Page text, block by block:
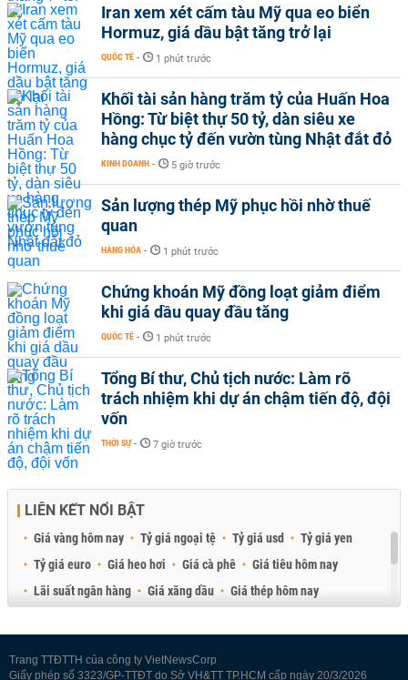
Iran xem xét cấm tàu Mỹ qua eo biển
Hormuz, giá dầu bật tăng trở lại
QUỐC TẾ - 1 phút trước
Khối tài sản hàng trăm tỷ của Huấn Hoa
Hồng: Từ biệt thự 50 tỷ, dàn siêu xe
hàng chục tỷ đến vườn tùng Nhật đắt đỏ
KINH DOANH - 5 giờ trước
Sản lượng thép Mỹ phục hồi nhờ thuế
quan
HÀNG HÓA - 1 phút trước
Chứng khoán Mỹ đồng loạt giảm điểm
khi giá dầu quay đầu tăng
QUỐC TẾ - 1 phút trước
Tổng Bí thư, Chủ tịch nước: Làm rõ
trách nhiệm khi dự án chậm tiến độ, đội
vốn
THỜI SỰ - 7 giờ trước
LIÊN KẾT NỔI BẬT
Giá vàng hôm nay Tỷ giá ngoại tệ Tỷ giá usd
Tỷ giá yen
Tỷ giá euro
Giá heo hơi Giá cà phê
Giá tiêu hôm nay
Lãi suất ngân hàng
Giá xăng dầu
Giá thép hôm nay
Trang TTĐTTH của công ty VietNewsCorp
Giấy phép số 3323/GP-TTĐT do Sở VH&TT TP.HCM cấp ngày 20/3/2026